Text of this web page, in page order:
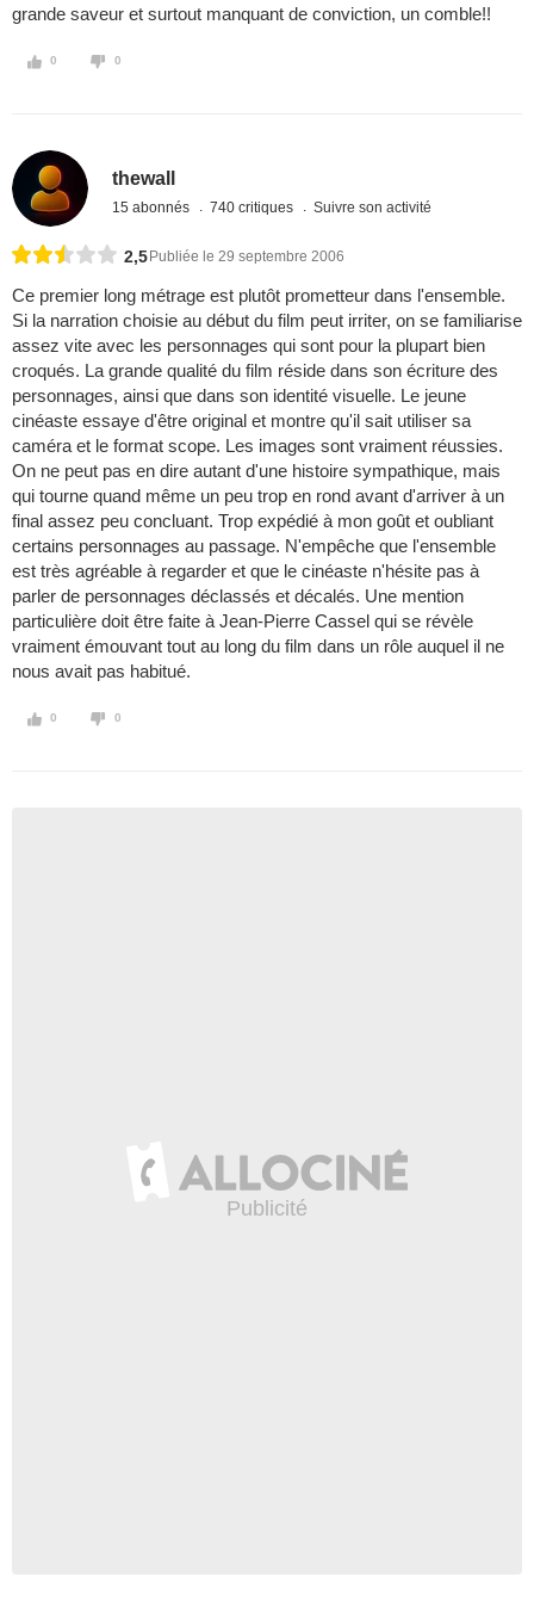
grande saveur et surtout manquant de conviction, un comble!!
0 0
thewall
15 abonnés 740 critiques Suivre son activité
2,5 Publiée le 29 septembre 2006
Ce premier long métrage est plutôt prometteur dans l'ensemble.
Si la narration choisie au début du film peut irriter, on se familiarise
assez vite avec les personnages qui sont pour la plupart bien
croqués. La grande qualité du film réside dans son écriture des
personnages, ainsi que dans son identité visuelle. Le jeune
cinéaste essaye d'être original et montre qu'il sait utiliser sa
caméra et le format scope. Les images sont vraiment réussies.
On ne peut pas en dire autant d'une histoire sympathique, mais
qui tourne quand même un peu trop en rond avant d'arriver à un
final assez peu concluant. Trop expédié à mon goût et oubliant
certains personnages au passage. N'empêche que l'ensemble
est très agréable à regarder et que le cinéaste n'hésite pas à
parler de personnages déclassés et décalés. Une mention
particulière doit être faite à Jean-Pierre Cassel qui se révèle
vraiment émouvant tout au long du film dans un rôle auquel il ne
nous avait pas habitué.
0 0